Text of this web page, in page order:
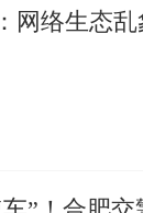
网络生态